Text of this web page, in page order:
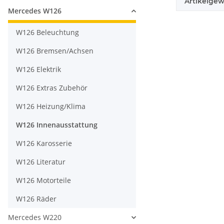
Mercedes W126
W126 Beleuchtung
W126 Bremsen/Achsen
W126 Elektrik
W126 Extras Zubehör
W126 Heizung/Klima
W126 Innenausstattung
W126 Karosserie
W126 Literatur
W126 Motorteile
W126 Räder
Mercedes W220